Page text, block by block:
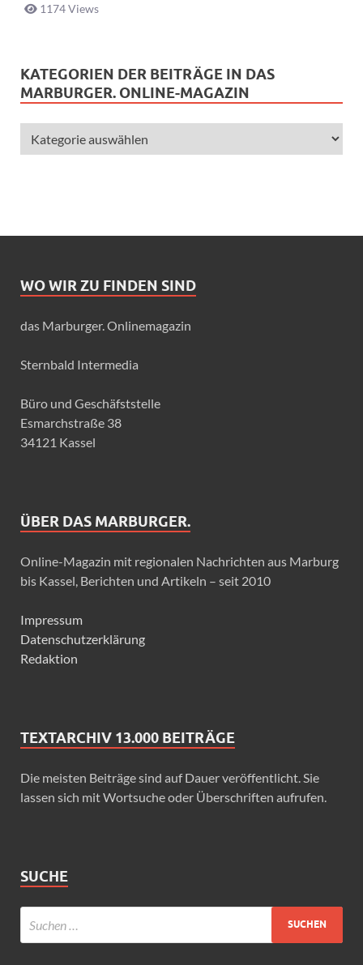
1174 Views
KATEGORIEN DER BEITRÄGE IN DAS
MARBURGER. ONLINE-MAGAZIN
WO WIR ZU FINDEN SIND
das Marburger. Onlinemagazin
Sternbald Intermedia
Büro und Geschäfststelle
Esmarchstraße 38
34121 Kassel
ÜBER DAS MARBURGER.
Online-Magazin mit regionalen Nachrichten aus Marburg
bis Kassel, Berichten und Artikeln – seit 2010
Impressum
Datenschutzerklärung
Redaktion
TEXTARCHIV 13.000 BEITRÄGE
Die meisten Beiträge sind auf Dauer veröffentlicht. Sie
lassen sich mit Wortsuche oder Überschriften aufrufen.
SUCHE